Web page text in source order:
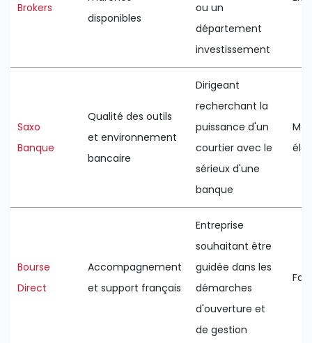
Brokers
disponibles
ou un
département
investissement
Saxo
Banque
Qualité des outils
et environnement
bancaire
Dirigeant
recherchant la
puissance d'un
courtier avec le
sérieux d'une
banque
Bourse
Direct
Accompagnement
et support français
Entreprise
souhaitant être
guidée dans les
démarches
d'ouverture et
de gestion